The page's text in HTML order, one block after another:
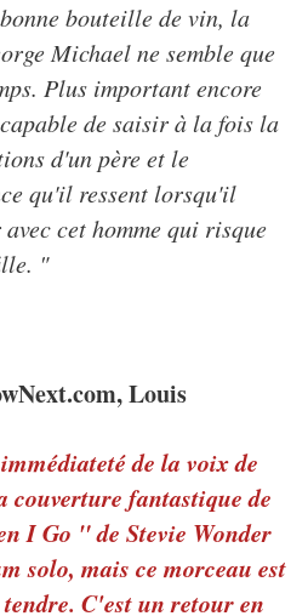
bouteille de vin, la
Michael ne semble que
Plus important encore
de saisir à la fois la
d'un père et le
qu'il ressent lorsqu'il
cet homme qui risque
"
Louis
de la voix de
couverture fantastique de
I Go " de Stevie Wonder
solo, mais ce morceau est
C'est un retour en